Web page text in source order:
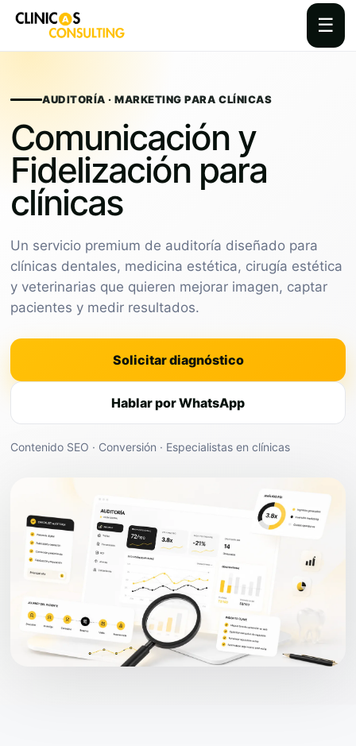
☰
contentAUDITORÍA · MARKETING PARA CLÍNICAS
Comunicación y
Fidelización para
clínicas
Un servicio premium de auditoría diseñado para
clínicas dentales, medicina estética, cirugía estética
y veterinarias que quieren mejorar imagen, captar
pacientes y medir resultados.
Solicitar diagnóstico
Hablar por WhatsApp
Contenido SEO · Conversión · Especialistas en clínicas